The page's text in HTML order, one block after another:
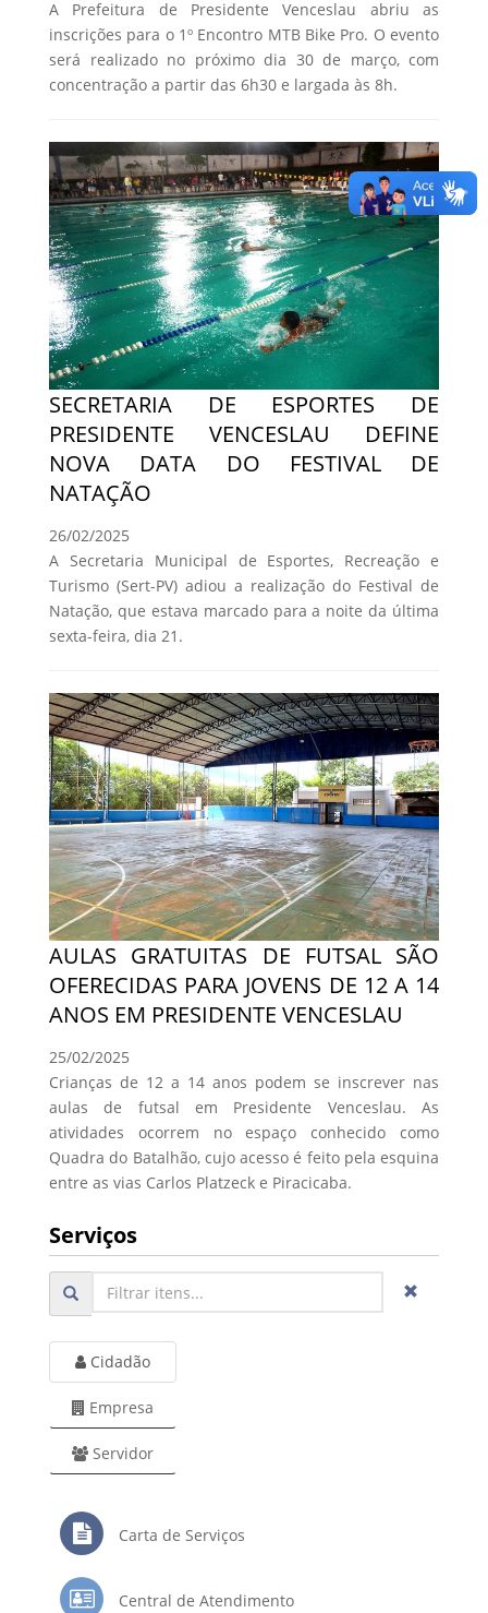
A Prefeitura de Presidente Venceslau abriu as
inscrições para o 1º Encontro MTB Bike Pro. O evento
será realizado no próximo dia 30 de março, com
concentração a partir das 6h30 e largada às 8h.
SECRETARIA DE ESPORTES DE
PRESIDENTE VENCESLAU DEFINE
NOVA DATA DO FESTIVAL DE
NATAÇÃO
26/02/2025
A Secretaria Municipal de Esportes, Recreação e
Turismo (Sert-PV) adiou a realização do Festival de
Natação, que estava marcado para a noite da última
sexta-feira, dia 21.
AULAS GRATUITAS DE FUTSAL SÃO
OFERECIDAS PARA JOVENS DE 12 A 14
ANOS EM PRESIDENTE VENCESLAU
25/02/2025
Crianças de 12 a 14 anos podem se inscrever nas
aulas de futsal em Presidente Venceslau. As
atividades ocorrem no espaço conhecido como
Quadra do Batalhão, cujo acesso é feito pela esquina
entre as vias Carlos Platzeck e Piracicaba.
Serviços
Cidadão
Empresa
Servidor
Carta de Serviços
Central de Atendimento